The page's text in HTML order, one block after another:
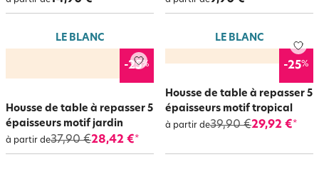
LE BLANC
-25%
Housse de table à repasser 5
épaisseurs motif jardin
à partir de37,90 €28,42 €*
LE BLANC
-25%
Housse de table à repasser 5
épaisseurs motif tropical
à partir de39,90 €29,92 €*